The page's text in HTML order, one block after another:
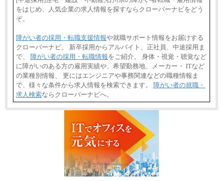
をはじめ、人気企業の求人情報を探すならクローバーナビをどう
ぞ。
障がい者の採用・転職支援情報や就職サポート情報をお届けする
クローバーナビ。 新卒採用からアルバイト、正社員、中途採用ま
で、 障がい者の採用・転職情報をご紹介。 身体・視覚・聴覚など
に障がいのある方の雇用実績や、希望勤務地、メーカー・ ITなど
の業種別情報、 更にはエンジニアや事務関連などの職種情報ま
で、様々な条件から求人情報を検索できます。 障がい者の就職・
求人検索ならクローバーナビへ。